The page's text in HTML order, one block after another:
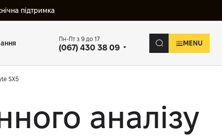
підтримка
Пн-Пт з 9 до 17
(067) 430 38 09 MENU
SX5
аналізу